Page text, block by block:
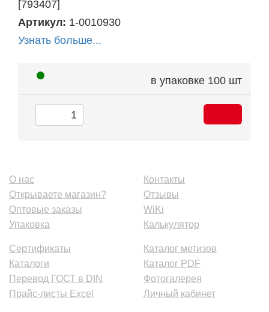
[793407]
Артикул: 1-0010930
Узнать больше...
в упаковке 100 шт
О нас
Открываете магазин?
Оптовые заказы
Упаковка
Контакты
Отзывы
WiKi
Калькулятор
Сертификаты
Каталоги
Перевод ГОСТ в DIN
Прайс-листы Excel
Каталог метизов
Каталог PDF
Фотогалерея
Личный кабинет